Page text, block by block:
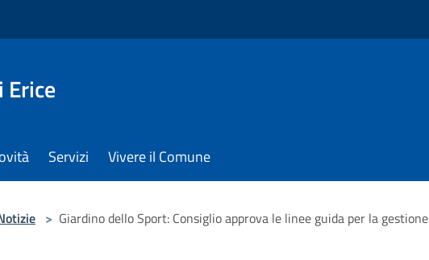
Erice
Servizi Vivere il Comune
> Giardino dello Sport: Consiglio approva le linee guida per la gestione